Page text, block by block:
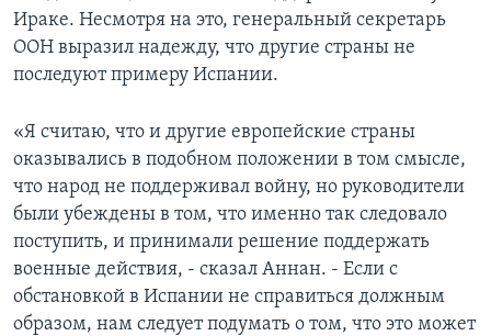
Ираке. Несмотря на это, генеральный секретарь
ООН выразил надежду, что другие страны не
последуют примеру Испании.
«Я считаю, что и другие европейские страны
оказывались в подобном положении в том смысле,
что народ не поддерживал войну, но руководители
были убеждены в том, что именно так следовало
поступить, и принимали решение поддержать
военные действия, - сказал Аннан. - Если с
обстановкой в Испании не справиться должным
образом, нам следует подумать о том, что это может